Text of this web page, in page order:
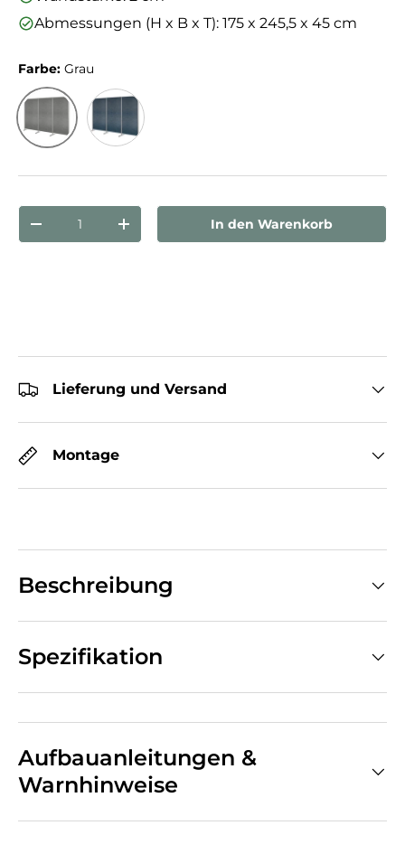
Abmessungen (H x B x T): 175 x 245,5 x 45 cm
Farbe: Grau
Grau
Anzahl
Menge verringernMenge erhöhenIn den Warenkorb
Lieferung und Versand
Montage
Beschreibung
Spezifikation
Aufbauanleitungen &
Warnhinweise